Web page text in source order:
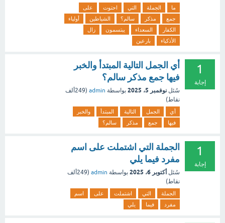
ما الجملة التي احتوت
على
جمع
مذكر سالم؟ الشياطين
أولياء
الكفار
السعداء يبتسمون
زال
الأذكياء
بارعين
1
إجابة
أي الجمل التالية المبتدأ والخبر
فيها جمع مذكر سالم؟
سُئل نوفمبر 5، 2025 بواسطة admin
(249ألف
نقاط)
أي الجمل التالية المبتدأ
والخبر
فيها
جمع مذكر سالم؟
1
إجابة
الجملة التي اشتملت على اسم
مفرد فيما يلي
سُئل أكتوبر 6، 2025 بواسطة admin
(249ألف
نقاط)
الجملة التي اشتملت على
اسم
مفرد
فيما يلي